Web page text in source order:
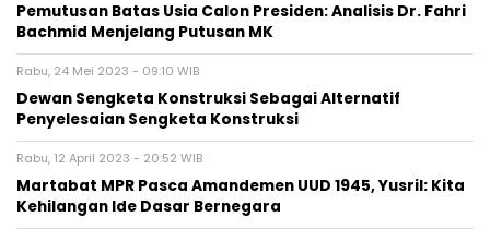
Pemutusan Batas Usia Calon Presiden: Analisis Dr. Fahri
Bachmid Menjelang Putusan MK
Rabu, 24 Mei 2023 - 09:10 WIB
Dewan Sengketa Konstruksi Sebagai Alternatif
Penyelesaian Sengketa Konstruksi
Rabu, 12 April 2023 - 20:52 WIB
Martabat MPR Pasca Amandemen UUD 1945, Yusril: Kita
Kehilangan Ide Dasar Bernegara